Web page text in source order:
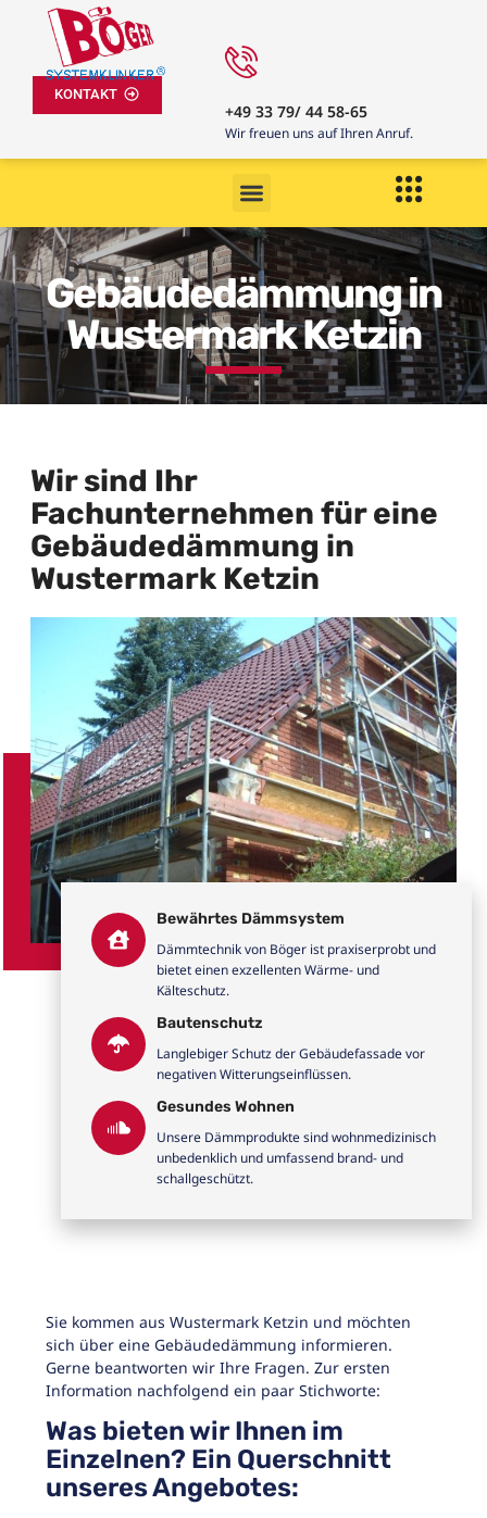
KONTAKT
+49 33 79/ 44 58-65
Wir freuen uns auf Ihren Anruf.
Gebäudedämmung in
Wustermark Ketzin
Wir sind Ihr
Fachunternehmen für eine
Gebäudedämmung in
Wustermark Ketzin
Bewährtes Dämmsystem
Dämmtechnik von Böger ist praxiserprobt und
bietet einen exzellenten Wärme- und
Kälteschutz.
Bautenschutz
Langlebiger Schutz der Gebäudefassade vor
negativen Witterungseinflüssen.
Gesundes Wohnen
Unsere Dämmprodukte sind wohnmedizinisch
unbedenklich und umfassend brand- und
schallgeschützt.
Sie kommen aus Wustermark Ketzin und möchten
sich über eine Gebäudedämmung informieren.
Gerne beantworten wir Ihre Fragen. Zur ersten
Information nachfolgend ein paar Stichworte:
Was bieten wir Ihnen im
Einzelnen? Ein Querschnitt
unseres Angebotes: